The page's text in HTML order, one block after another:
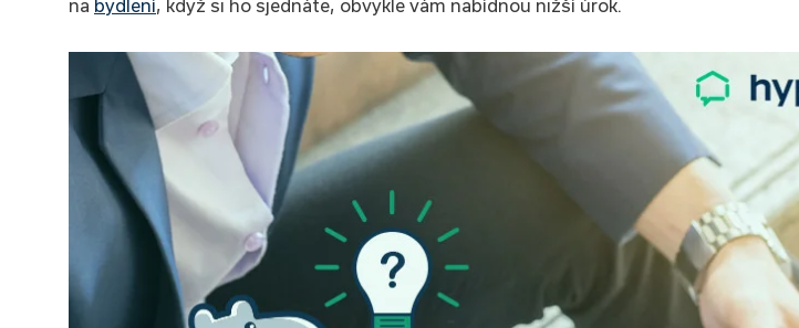
na bydlení, když si ho sjednáte, obvykle vám nabídnou nižší úrok.